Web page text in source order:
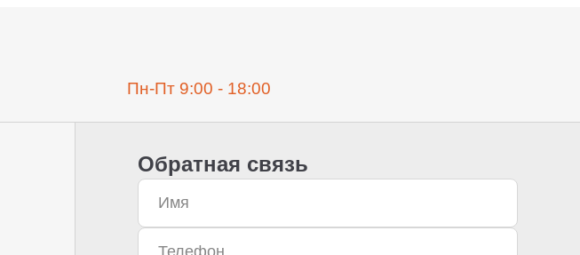
Пн-Пт 9:00 - 18:00
Обратная связь